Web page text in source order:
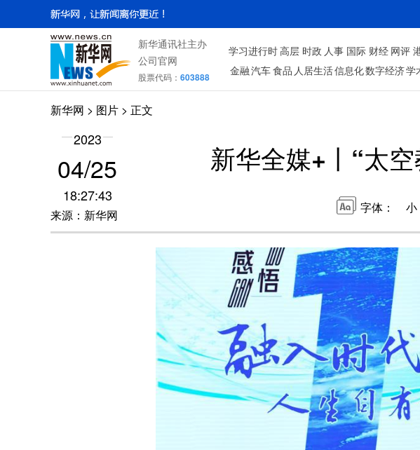
新华通讯社主办
公司官网
股票代码： 603888
学习进行时高层 时政 人事 国际 财经 网评
金融汽车食品 人居生活信息化数字经济学
新华网 > 图片 > 正文
2023
04/25
18:27:43
来源：新华网
新华全媒+丨“太
字体： 小